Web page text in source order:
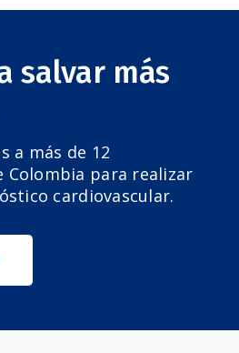
salvar más
a más de 12
Colombia para realizar
cardiovascular.